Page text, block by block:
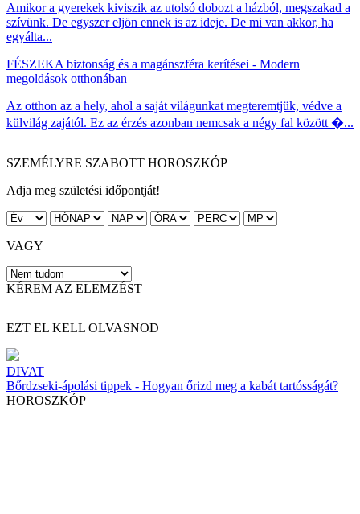
Amikor a gyerekek kiviszik az utolsó dobozt a házból, megszakad a
szívünk. De egyszer eljön ennek is az ideje. De mi van akkor, ha
egyálta...
FÉSZEKA biztonság és a magánszféra kerítései - Modern
megoldások otthonában
Az otthon az a hely, ahol a saját világunkat megteremtjük, védve a
külvilág zajától. Ez az érzés azonban nemcsak a négy fal között �...
SZEMÉLYRE SZABOTT HOROSZKÓP
Adja meg születési időpontját!
VAGY
KÉREM AZ ELEMZÉST
EZT EL KELL OLVASNOD
DIVAT
Bőrdzseki-ápolási tippek - Hogyan őrizd meg a kabát tartósságát?
HOROSZKÓP